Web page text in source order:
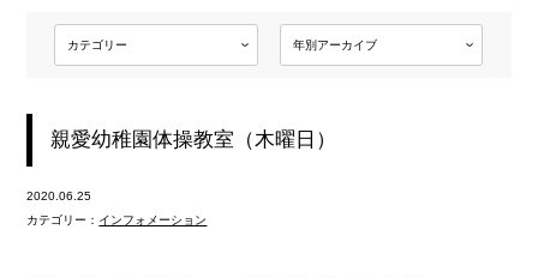
親愛幼稚園体操教室（木曜日）
2020.06.25
カテゴリー： インフォメーション